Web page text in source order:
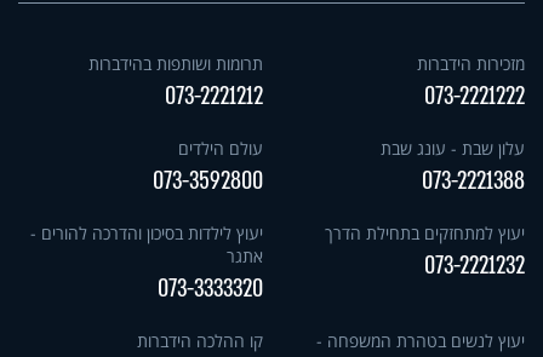
מזכירות הידברות
073-2221222
תרומות ושותפות בהידברות
073-2221212
עלון שבת - עונג שבת
073-2221388
עולם הילדים
073-3592800
יעוץ למתחזקים בתחילת הדרך
073-2221232
יעוץ לילדות בסיכון והדרכה להורים -
אתגר
073-3333320
יעוץ לנשים בטהרת המשפחה -
קו ההלכה הידברות